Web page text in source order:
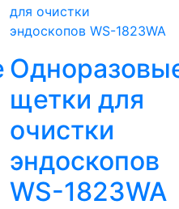
щетки для
очистки
эндоскопов
WS-1823WA